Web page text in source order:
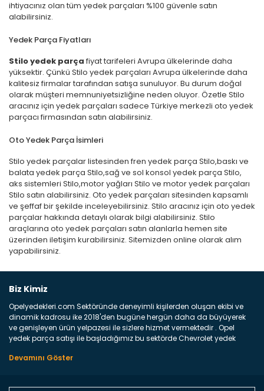
ihtiyacınız olan tüm yedek parçaları %100 güvenle satın
alabilirsiniz.
Yedek Parça Fiyatları
Stiloyedek parça fiyat tarifeleri Avrupa ülkelerinde daha
yüksektir. Çünkü Stilo yedek parçaları Avrupa ülkelerinde daha
kalitesiz firmalar tarafından satışa sunuluyor. Bu durum doğal
olarak müşteri memnuniyetsizliğine neden oluyor. Özetle Stilo
aracınız için yedek parçaları sadece Türkiye merkezli oto yedek
parçacı firmasından satın alabilirsiniz.
Oto Yedek Parça İsimleri
Stilo yedek parçalar listesinden fren yedek parça Stilo,baskı ve
balata yedek parça Stilo,sağ ve sol konsol yedek parça Stilo,
aks sistemleri Stilo,motor yağları Stilo ve motor yedek parçaları
Stilo satın alabilirsiniz. Oto yedek parçaları sitesinden kapsamlı
ve şeffaf bir şekilde inceleyebilirsiniz. Stilo aracınız için oto yedek
parçalar hakkında detaylı olarak bilgi alabilirsiniz. Stilo
araçlarına oto yedek parçaları satın alanlarla hemen site
üzerinden iletişim kurabilirsiniz. Sitemizden online olarak alım
yapabilirsiniz.
Biz Kimiz
Opelyedekleri.com Sektöründe deneyimli kişilerden oluşan ekibi ve
dinamik kadrosu ike 2018'den bugüne hergün daha da büyüyerek
ve genişleyen ürün yelpazesi ile sizlere hizmet vermektedir . Opel
yedek parça satışı ile başladığımız bu sektörde Chevrolet yedek
marka araçların ve FCA Grubun Fiat ve Alfa Romeo yedek parça